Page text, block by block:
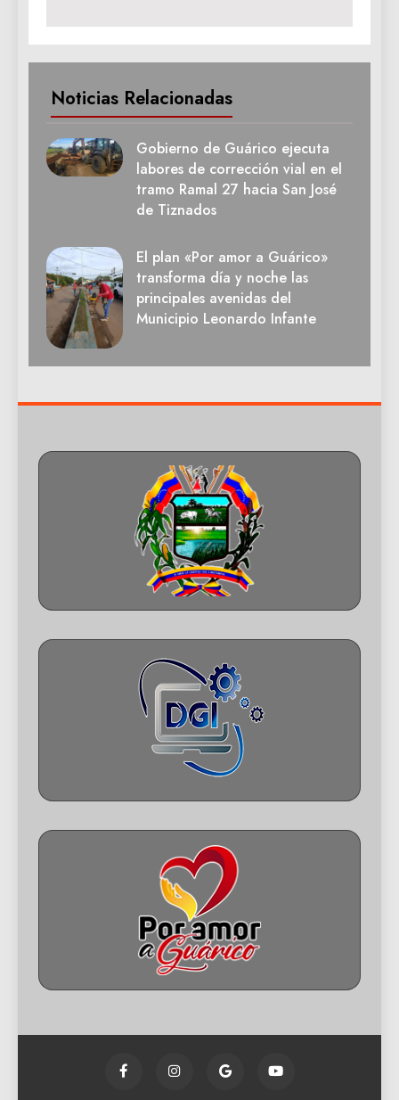
Noticias Relacionadas
Gobierno de Guárico ejecuta
labores de corrección vial en el
tramo Ramal 27 hacia San José
de Tiznados
El plan «Por amor a Guárico»
transforma día y noche las
principales avenidas del
Municipio Leonardo Infante